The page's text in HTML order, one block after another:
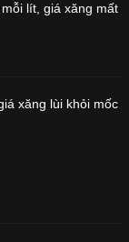
lít, giá xăng mất
xăng lùi khỏi mốc